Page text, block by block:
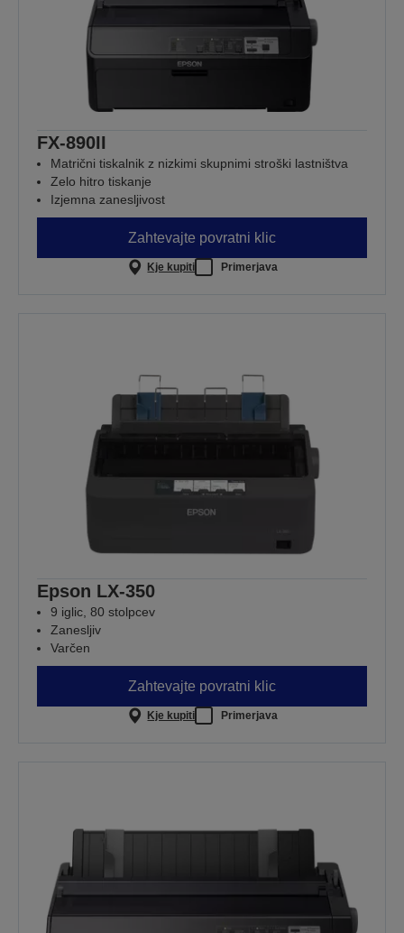
FX-890II
Matrični tiskalnik z nizkimi skupnimi stroški lastništva
Zelo hitro tiskanje
Izjemna zanesljivost
Zahtevajte povratni klic
Kje kupiti Primerjava
Epson LX-350
9 iglic, 80 stolpcev
Zanesljiv
Varčen
Zahtevajte povratni klic
Kje kupiti Primerjava